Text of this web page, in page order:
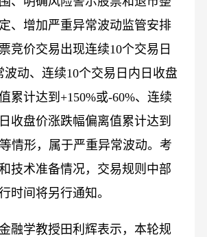
、增加严重异常波动监管安排
竞价交易出现连续10个交易日
波动、连续10个交易日内日收盘
累计达到+150%或-60%、连续
收盘价涨跌幅偏离值累计达到
情形，属于严重异常波动。考
技术准备情况，交易规则中部
时间将另行通知。
融学教授田利辉表示，本轮规